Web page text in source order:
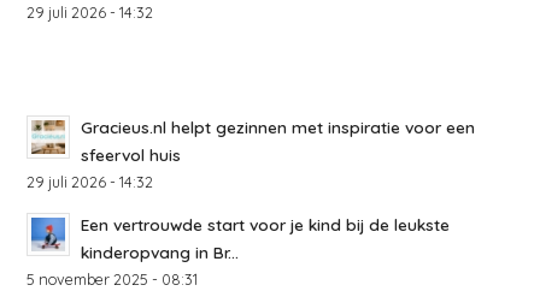
29 juli 2026 - 14:32
Gracieus.nl helpt gezinnen met inspiratie voor een
sfeervol huis
29 juli 2026 - 14:32
Een vertrouwde start voor je kind bij de leukste
kinderopvang in Br...
5 november 2025 - 08:31